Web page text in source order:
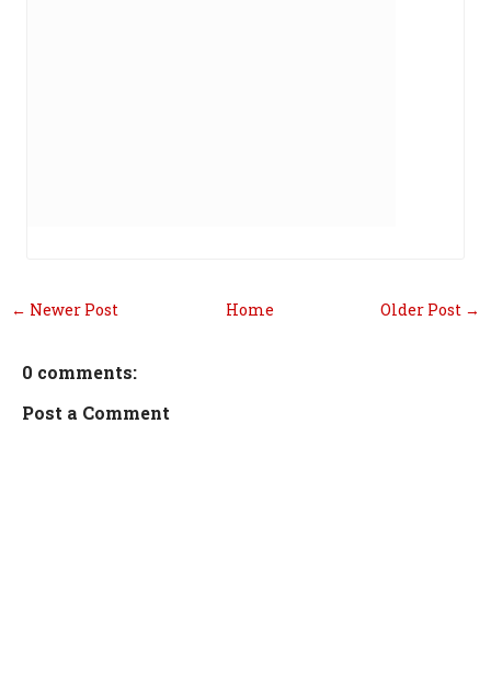
← Newer Post Older Post →
Home
0 comments:
Post a Comment